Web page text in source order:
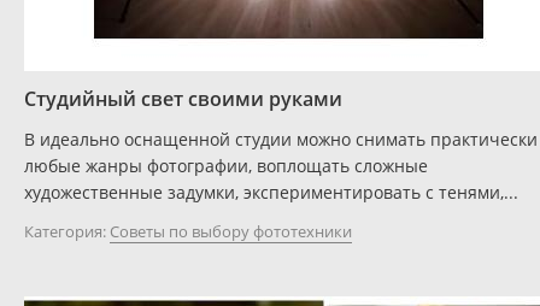
Студийный свет своими руками
В идеально оснащенной студии можно снимать практически
любые жанры фотографии, воплощать сложные
художественные задумки, экспериментировать с тенями,...
Категория: Советы по выбору фототехники